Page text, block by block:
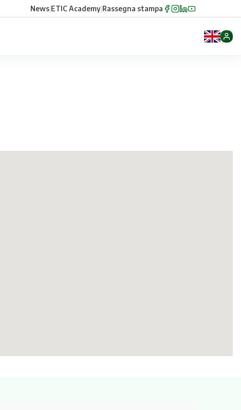
News|ETIC Academy|Rassegna stampa